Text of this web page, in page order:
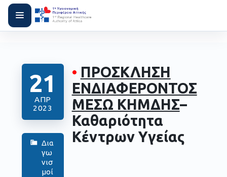
21
ΑΠΡ
2023
Δια
γω
νισ
μοί
• ΠΡΟΣΚΛΗΣΗ
ΕΝΔΙΑΦΕΡΟΝΤΟΣ
ΜΕΣΩ ΚΗΜΔΗΣ–
Καθαριότητα
Κέντρων Υγείας